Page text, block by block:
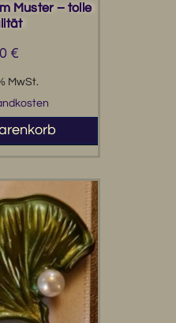
Muster – tolle
€
MwSt.